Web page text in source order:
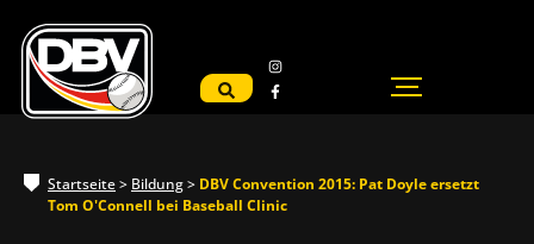
Startseite> Bildung> DBV Convention 2015: Pat Doyle ersetzt
Tom O'Connell bei Baseball Clinic